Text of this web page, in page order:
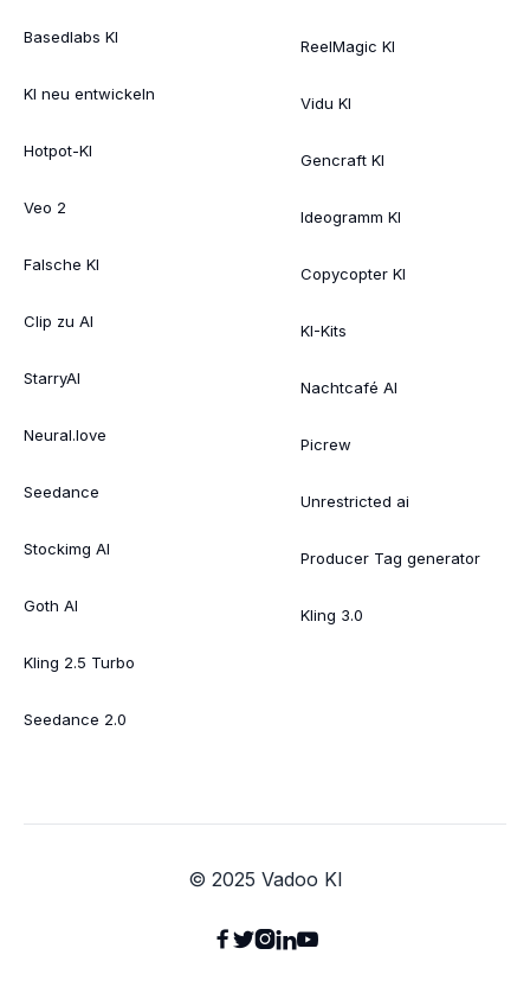
Basedlabs KI
KI neu entwickeln
Hotpot-KI
Veo 2
Falsche KI
Clip zu AI
StarryAI
Neural.love
Seedance
Stockimg AI
Goth AI
Kling 2.5 Turbo
Seedance 2.0
ReelMagic KI
Vidu KI
Gencraft KI
Ideogramm KI
Copycopter KI
KI-Kits
Nachtcafé AI
Picrew
Unrestricted ai
Producer Tag generator
Kling 3.0
© 2025 Vadoo KI
 